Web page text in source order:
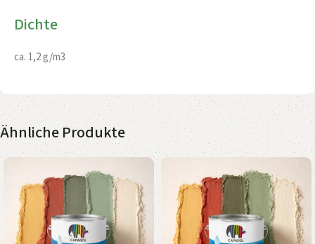
Dichte
ca. 1,2 g/m3
Ähnliche Produkte